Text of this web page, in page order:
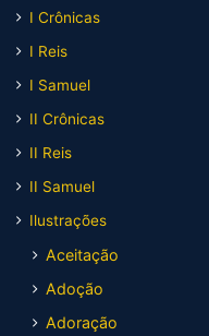
I Crônicas
I Reis
I Samuel
II Crônicas
II Reis
II Samuel
Ilustrações
Aceitação
Adoção
Adoração